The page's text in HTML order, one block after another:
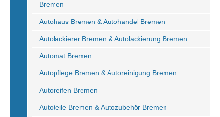
Bremen
Autohaus Bremen & Autohandel Bremen
Autolackierer Bremen & Autolackierung Bremen
Automat Bremen
Autopflege Bremen & Autoreinigung Bremen
Autoreifen Bremen
Autoteile Bremen & Autozubehör Bremen